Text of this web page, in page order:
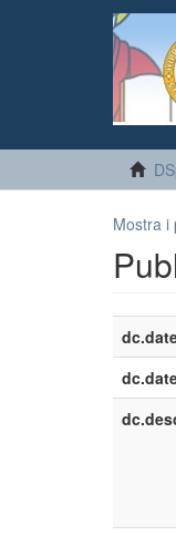
Mostra i